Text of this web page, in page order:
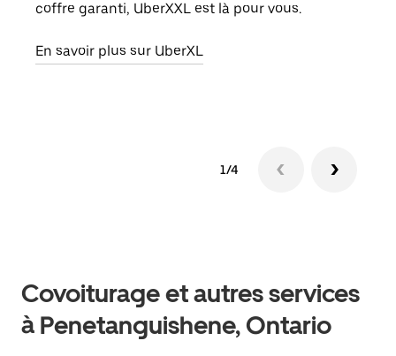
coffre garanti, UberXXL est là pour vous.
En savoir plus sur UberXL
1/4
Covoiturage et autres services
à Penetanguishene, Ontario